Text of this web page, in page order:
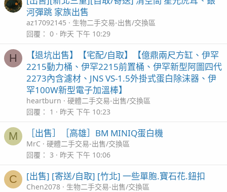
河彈跳 家族出售
az17092145
生物二手交易-出售/交換區
回覆
0 昨天 下午 10:29
H
【退坑出售】【宅配/自取】【億鼎兩尺方缸、伊罕
2215動力桶、伊罕2215前置桶、伊罕新型阿圖四代
2273內含濾材、JNS VS-1.5外掛式蛋白除沫器、伊
罕100W新型電子加溫棒】
heartburn
硬體二手交易-出售/交換區
回覆
1 昨天 下午 10:23
M ［出售］［高雄］BM MINIQ蛋白機
MrC
硬體二手交易-出售/交換區
回覆
3 昨天 下午 10:06
C [出售] [寄送/自取] [竹北] 一些單胞.寶石花.鈕扣
Chen2078
生物二手交易-出售/交換區